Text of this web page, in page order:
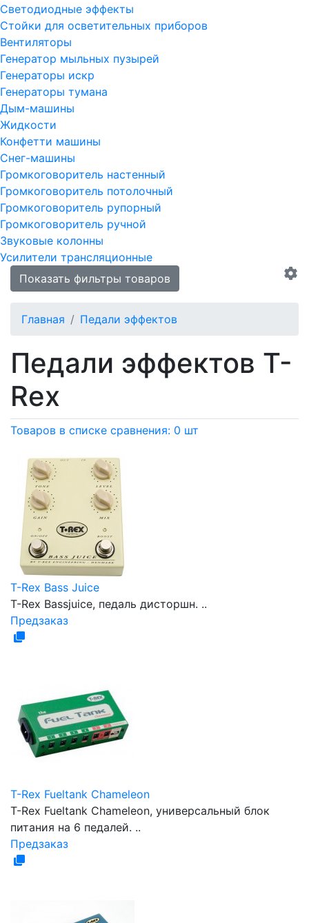
Светодиодные эффекты
Стойки для осветительных приборов
Вентиляторы
Генератор мыльных пузырей
Генераторы искр
Генераторы тумана
Дым-машины
Жидкости
Конфетти машины
Снег-машины
Громкоговоритель настенный
Громкоговоритель потолочный
Громкоговоритель рупорный
Громкоговоритель ручной
Звуковые колонны
Усилители трансляционные
Показать фильтры товаров
Главная Педали эффектов
Педали эффектов T-
Rex
Товаров в списке сравнения: 0 шт
T-Rex Bass Juice
T-Rex Bassjuice, педаль дисторшн. ..
Предзаказ
T-Rex Fueltank Chameleon
T-Rex Fueltank Chameleon, универсальный блок
питания на 6 педалей. ..
Предзаказ